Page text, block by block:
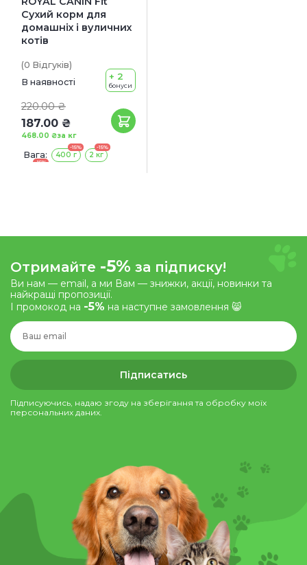
Сухий корм для
домашніх і вуличних
котів
(0 Відгуків)
В наявності
220.00 ₴
187.00 ₴
за кг
468.00 ₴
+ 2
бонуси
Вага:
-15%
400 г
-15%
2 кг
-15%
Отримайте -5% за підписку!
Ви нам — email, а ми Вам — знижки, акції, новинки та
найкращі пропозиції.
І промокод на -5% на наступне замовлення 😸
Підписатись
Підписуючись, надаю згоду на зберігання та обробку моїх
персональних даних.